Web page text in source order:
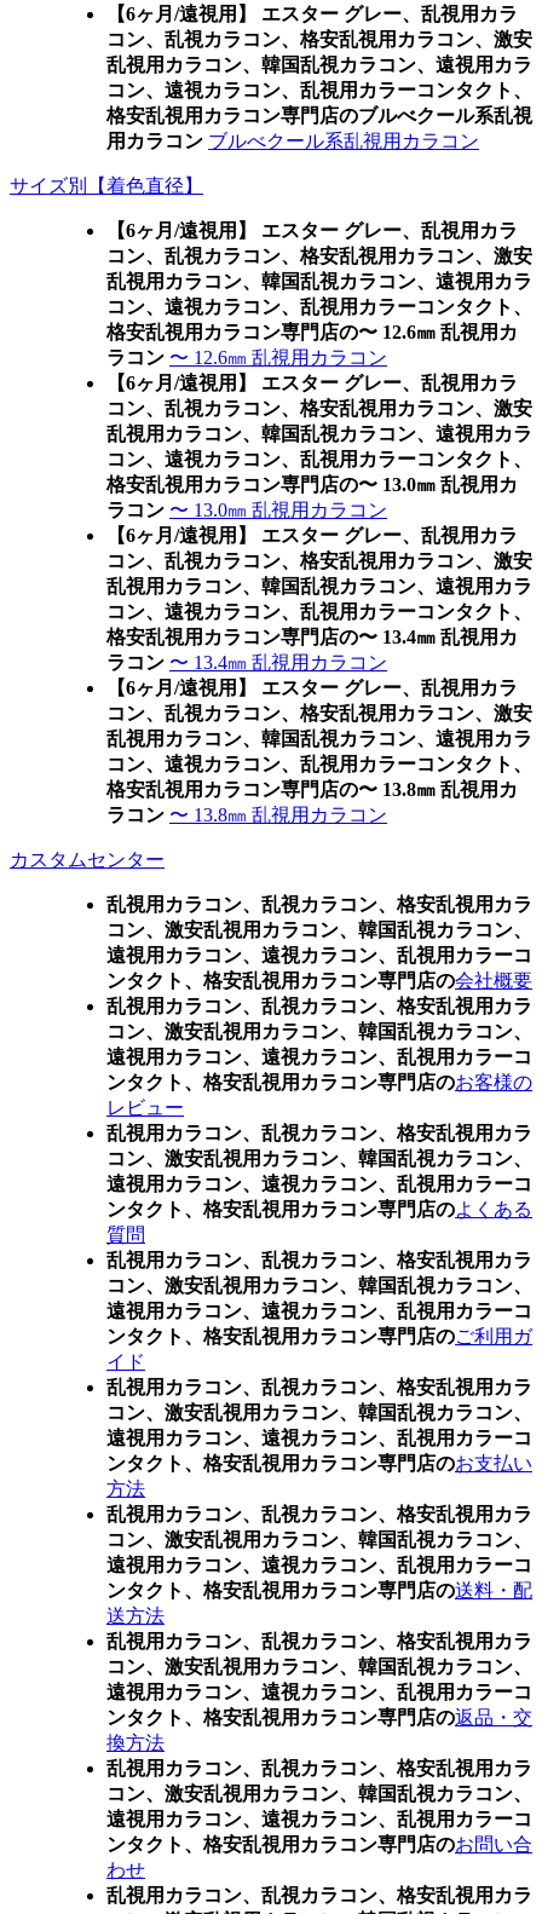
【6ヶ月/遠視用】 エスター グレー、乱視用カラ
コン、乱視カラコン、格安乱視用カラコン、激安
乱視用カラコン、韓国乱視カラコン、遠視用カラ
コン、遠視カラコン、乱視用カラーコンタクト、
格安乱視用カラコン専門店のブルべクール系乱視
用カラコン ブルべクール系乱視用カラコン
サイズ別【着色直径】
【6ヶ月/遠視用】 エスター グレー、乱視用カラ
コン、乱視カラコン、格安乱視用カラコン、激安
乱視用カラコン、韓国乱視カラコン、遠視用カラ
コン、遠視カラコン、乱視用カラーコンタクト、
格安乱視用カラコン専門店の〜 12.6㎜ 乱視用カ
ラコン 〜 12.6㎜ 乱視用カラコン
【6ヶ月/遠視用】 エスター グレー、乱視用カラ
コン、乱視カラコン、格安乱視用カラコン、激安
乱視用カラコン、韓国乱視カラコン、遠視用カラ
コン、遠視カラコン、乱視用カラーコンタクト、
格安乱視用カラコン専門店の〜 13.0㎜ 乱視用カ
ラコン 〜 13.0㎜ 乱視用カラコン
【6ヶ月/遠視用】 エスター グレー、乱視用カラ
コン、乱視カラコン、格安乱視用カラコン、激安
乱視用カラコン、韓国乱視カラコン、遠視用カラ
コン、遠視カラコン、乱視用カラーコンタクト、
格安乱視用カラコン専門店の〜 13.4㎜ 乱視用カ
ラコン 〜 13.4㎜ 乱視用カラコン
【6ヶ月/遠視用】 エスター グレー、乱視用カラ
コン、乱視カラコン、格安乱視用カラコン、激安
乱視用カラコン、韓国乱視カラコン、遠視用カラ
コン、遠視カラコン、乱視用カラーコンタクト、
格安乱視用カラコン専門店の〜 13.8㎜ 乱視用カ
ラコン 〜 13.8㎜ 乱視用カラコン
カスタムセンター
乱視用カラコン、乱視カラコン、格安乱視用カラ
コン、激安乱視用カラコン、韓国乱視カラコン、
遠視用カラコン、遠視カラコン、乱視用カラーコ
ンタクト、格安乱視用カラコン専門店の会社概要
乱視用カラコン、乱視カラコン、格安乱視用カラ
コン、激安乱視用カラコン、韓国乱視カラコン、
遠視用カラコン、遠視カラコン、乱視用カラーコ
ンタクト、格安乱視用カラコン専門店のお客様の
レビュー
乱視用カラコン、乱視カラコン、格安乱視用カラ
コン、激安乱視用カラコン、韓国乱視カラコン、
遠視用カラコン、遠視カラコン、乱視用カラーコ
ンタクト、格安乱視用カラコン専門店のよくある
質問
乱視用カラコン、乱視カラコン、格安乱視用カラ
コン、激安乱視用カラコン、韓国乱視カラコン、
遠視用カラコン、遠視カラコン、乱視用カラーコ
ンタクト、格安乱視用カラコン専門店のご利用ガ
イド
乱視用カラコン、乱視カラコン、格安乱視用カラ
コン、激安乱視用カラコン、韓国乱視カラコン、
遠視用カラコン、遠視カラコン、乱視用カラーコ
ンタクト、格安乱視用カラコン専門店のお支払い
方法
乱視用カラコン、乱視カラコン、格安乱視用カラ
コン、激安乱視用カラコン、韓国乱視カラコン、
遠視用カラコン、遠視カラコン、乱視用カラーコ
ンタクト、格安乱視用カラコン専門店の送料・配
送方法
乱視用カラコン、乱視カラコン、格安乱視用カラ
コン、激安乱視用カラコン、韓国乱視カラコン、
遠視用カラコン、遠視カラコン、乱視用カラーコ
ンタクト、格安乱視用カラコン専門店の返品・交
換方法
乱視用カラコン、乱視カラコン、格安乱視用カラ
コン、激安乱視用カラコン、韓国乱視カラコン、
遠視用カラコン、遠視カラコン、乱視用カラーコ
ンタクト、格安乱視用カラコン専門店のお問い合
わせ
乱視用カラコン、乱視カラコン、格安乱視用カラ